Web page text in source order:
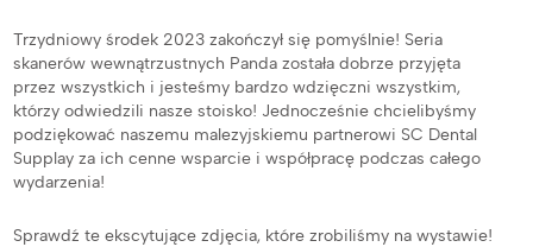
Trzydniowy środek 2023 zakończył się pomyślnie! Seria
skanerów wewnątrzustnych Panda została dobrze przyjęta
przez wszystkich i jesteśmy bardzo wdzięczni wszystkim,
którzy odwiedzili nasze stoisko! Jednocześnie chcielibyśmy
podziękować naszemu malezyjskiemu partnerowi SC Dental
Supplay za ich cenne wsparcie i współpracę podczas całego
wydarzenia!
Sprawdź te ekscytujące zdjęcia, które zrobiliśmy na wystawie!